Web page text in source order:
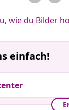
wie du Bilder
einfach!